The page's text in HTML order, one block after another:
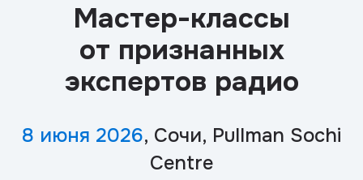
Мастер-классы
от признанных
экспертов радио
8 июня 2026, Сочи, Pullman Sochi
Centre